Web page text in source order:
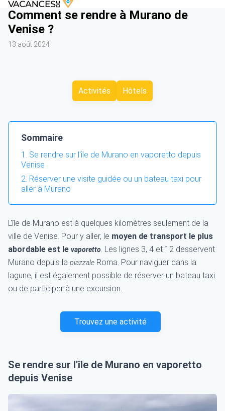
Comment se rendre à Murano de
Venise ?
13 août 2024
Activités Hôtels
Sommaire
Se rendre sur l'île de Murano en vaporetto depuis
Venise
Réserver une visite guidée ou un bateau taxi pour
aller à Murano
L'île de Murano est à quelques kilomètres seulement de la
ville de Venise. Pour y aller, le moyen de transport le plus
abordable est le vaporetto. Les lignes 3, 4 et 12 desservent
Murano depuis la piazzale Roma. Pour naviguer dans la
lagune, il est également possible de réserver un bateau taxi
ou de participer à une excursion.
Trouvez une activité
Se rendre sur l'île de Murano en vaporetto
depuis Venise